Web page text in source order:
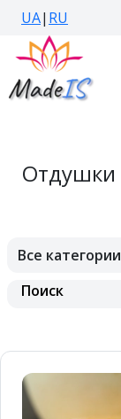
UA| RU
Отдушки
Все категории